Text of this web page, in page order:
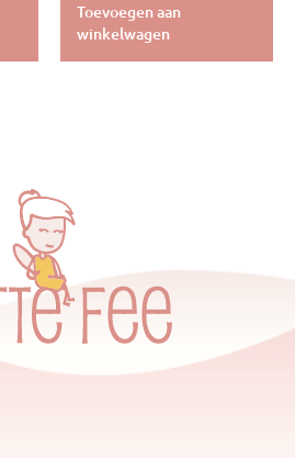
Toevoegen aan
winkelwagen